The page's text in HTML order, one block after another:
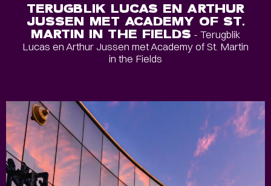
TERUGBLIK LUCAS EN ARTHUR
JUSSEN MET ACADEMY OF ST.
MARTIN IN THE FIELDS - Terugblik
Lucas en Arthur Jussen met Academy of St. Martin
in the Fields